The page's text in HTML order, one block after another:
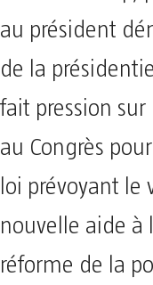
au président
de la
fait pression
au Congrès
loi prévoyant le
nouvelle aide à
réforme de la